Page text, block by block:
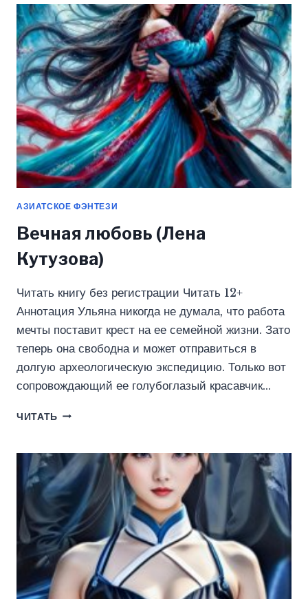
13
ЁКАЕВ
(КСЕНИЯ
РЕВА)
АЗИАТСКОЕ ФЭНТЕЗИ
Вечная любовь (Лена
Кутузова)
Читать книгу без регистрации Читать 12+
Аннотация Ульяна никогда не думала, что работа
мечты поставит крест на ее семейной жизни. Зато
теперь она свободна и может отправиться в
долгую археологическую экспедицию. Только вот
сопровождающий ее голубоглазый красавчик…
ЧИТАТЬ ВЕЧНАЯ
КУТУЗОВА)